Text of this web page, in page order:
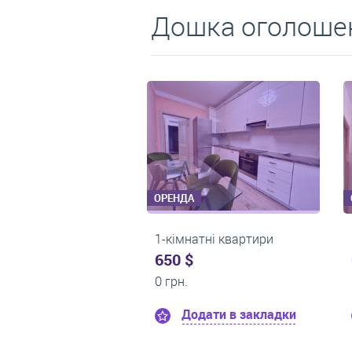
Дошка
ОРЕНДА
1-кімнатні квартири
Додати в закладки